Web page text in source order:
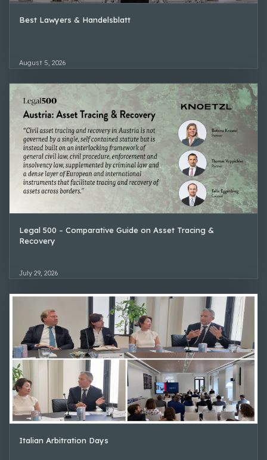
Best Lawyers & Handelsblatt
August 5, 2026
Legal 500 – Comparative Guide on Asset Tracing &
Recovery
July 29, 2026
Italian Arbitration Days